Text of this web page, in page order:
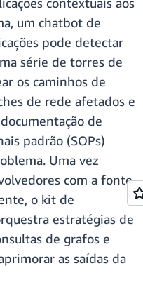
um chatbot de
pode detectar
série de torres de
os caminhos de
de rede afetados e
de
padrão (SOPs)
Uma vez
com a fonte
o kit de
estratégias de
de grafos e
as saídas da